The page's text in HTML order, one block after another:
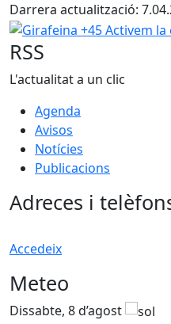
Darrera actualització:
Girafeina +45 Activem la
RSS
L'actualitat a un clic
Agenda
Avisos
Notícies
Publicacions
Adreces i
Accedeix
Meteo
Dissabte, 8 d’agost